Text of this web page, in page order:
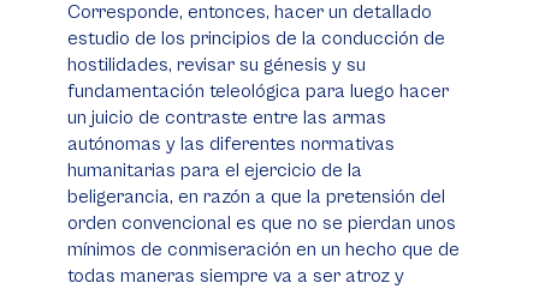
Corresponde, entonces, hacer un detallado
estudio de los principios de la conducción de
hostilidades, revisar su génesis y su
fundamentación teleológica para luego hacer
un juicio de contraste entre las armas
autónomas y las diferentes normativas
humanitarias para el ejercicio de la
beligerancia, en razón a que la pretensión del
orden convencional es que no se pierdan unos
mínimos de conmiseración en un hecho que de
todas maneras siempre va a ser atroz y